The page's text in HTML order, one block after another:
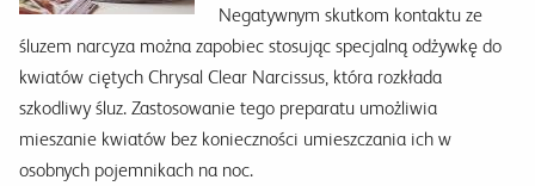
Negatywnym skutkom kontaktu ze
śluzem narcyza można zapobiec stosując specjalną odżywkę do
kwiatów ciętych Chrysal Clear Narcissus, która rozkłada
szkodliwy śluz. Zastosowanie tego preparatu umożliwia
mieszanie kwiatów bez konieczności umieszczania ich w
osobnych pojemnikach na noc.